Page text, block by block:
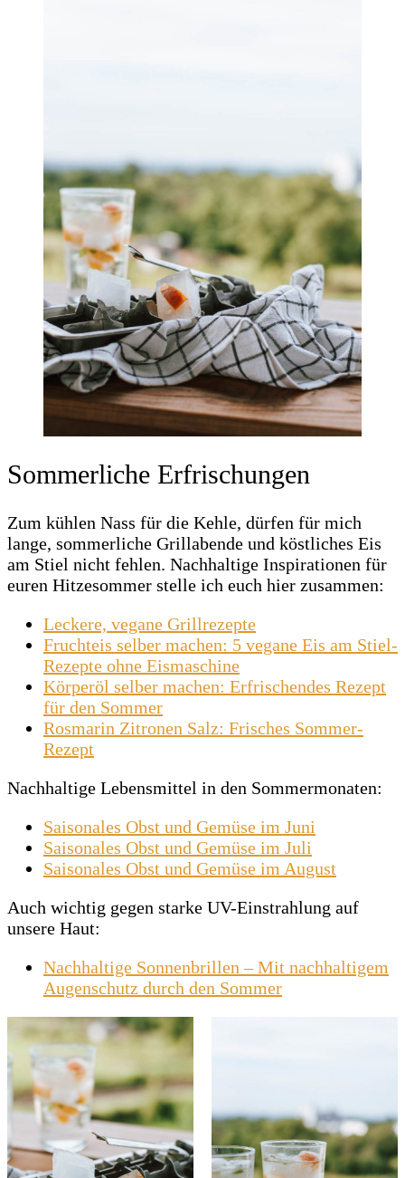
Sommerliche Erfrischungen
Zum kühlen Nass für die Kehle, dürfen für mich
lange, sommerliche Grillabende und köstliches Eis
am Stiel nicht fehlen. Nachhaltige Inspirationen für
euren Hitzesommer stelle ich euch hier zusammen:
Leckere, vegane Grillrezepte
Fruchteis selber machen: 5 vegane Eis am Stiel-
Rezepte ohne Eismaschine
Körperöl selber machen: Erfrischendes Rezept
für den Sommer
Rosmarin Zitronen Salz: Frisches Sommer-
Rezept
Nachhaltige Lebensmittel in den Sommermonaten:
Saisonales Obst und Gemüse im Juni
Saisonales Obst und Gemüse im Juli
Saisonales Obst und Gemüse im August
Auch wichtig gegen starke UV-Einstrahlung auf
unsere Haut:
Nachhaltige Sonnenbrillen – Mit nachhaltigem
Augenschutz durch den Sommer